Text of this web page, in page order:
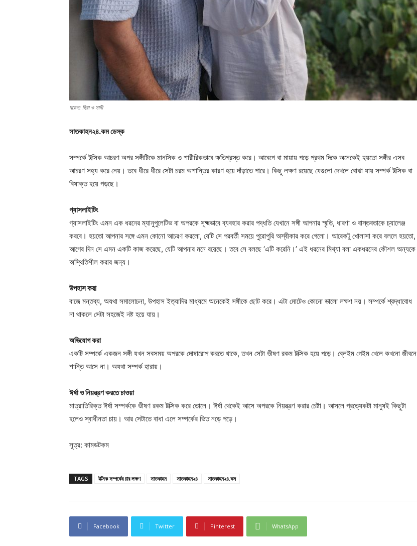
মডেল: হিয়া ও সাদী
সাতকাহন২৪.কম ডেস্ক
সম্পর্কে টক্সিক আচরণ অপর সঙ্গীটিকে মানসিক ও শারীরিকভাবে ক্ষতিগ্রস্ত করে। আবেগে বা মায়ায় পড়ে প্রথম দিকে অনেকেই হয়তো সঙ্গীর এসব
আচরণ সহ্য করে নেয়। তবে ধীরে ধীরে সেটা চরম অশান্তির কারণ হয়ে দাঁড়াতে পারে। কিছু লক্ষণ রয়েছে যেগুলো দেখলে বোঝা যায় সম্পর্ক টক্সিক বা
বিষাক্ত হয়ে পড়ছে।
গ্যাসলাইটিং
গ্যাসলাইটিং এমন এক ধরনের ম্যানুপুলেটিভ বা অপরকে সূক্ষ্মভাবে ব্যবহার করার পদ্ধতি যেখানে সঙ্গী আপনার স্মৃতি, ধারণা ও বাস্তবতাকে চ্যালেঞ্জ
করবে। হয়তো আপনার সঙ্গে এমন কোনো আচরণ করলো, যেটি সে পরবর্তী সময়ে পুরোপুরি অস্বীকার করে গেলো। আরেকটু খোলাসা করে বললে হয়তো,
আগের দিন সে এমন একটি কাজ করেছে, যেটি আপনার মনে রয়েছে। তবে সে বলছে ‘এটি করেনি।’ এই ধরনের মিথ্যা বলা একধরনের কৌশল অন্যকে
অস্থিতিশীল করার জন্য।
উপহাস করা
বাজে মন্তব্য, অযথা সমালোচনা, উপহাস ইত্যাদির মাধ্যমে অনেকেই সঙ্গীকে ছোট করে। এটা মোটেও কোনো ভালো লক্ষণ নয়। সম্পর্কে শ্রদ্ধাবোধ
না থাকলে সেটা সহজেই নষ্ট হয়ে যায়।
অভিযোগ করা
একটি সম্পর্কে একজন সঙ্গী যখন সবসময় অপরকে দোষারোপ করতে থাকে, তখন সেটা ভীষণ রকম টক্সিক হয়ে পড়ে। ব্লেইম গেইম খেলে কখনো জীবনে
শান্তি আসে না। অযথা সম্পর্ক হারায়।
ঈর্ষা ও নিয়ন্ত্রণ করতে চাওয়া
মাত্রাতিরিক্ত ঈর্ষা সম্পর্ককে ভীষণ রকম টক্সিক করে তোলে। ঈর্ষা থেকেই আসে অপরকে নিয়ন্ত্রণ করার চেষ্টা। আসলে প্রত্যেকটা মানুষই কিছুটা
হলেও স্বাধীনতা চায়। আর সেটাতে বাধা এলে সম্পর্কের ভিত নড়ে পড়ে।
সূত্র: কামডটকম
TAGS টক্সিক সম্পর্কের চার লক্ষণ সাতকাহন সাতকাহন২৪ সাতকাহন২৪.কম
Facebook Twitter Pinterest WhatsApp